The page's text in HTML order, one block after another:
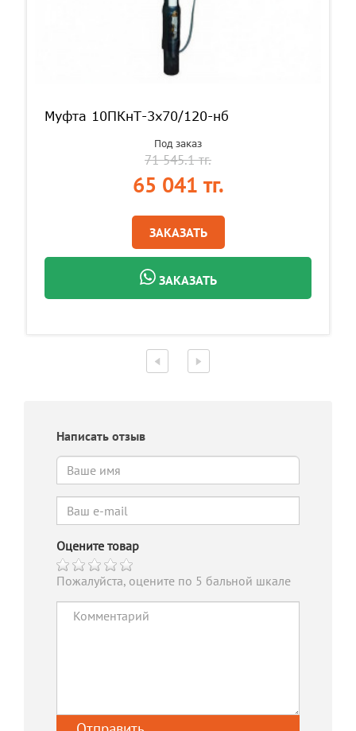
Муфта 10ПКнТ-3х70/120-нб
Под заказ
71 545.1 тг.
65 041 тг.
ЗАКАЗАТЬ
ЗАКАЗАТЬ
Написать отзыв
Оцените товар
Пожалуйста, оцените по 5 бальной шкале